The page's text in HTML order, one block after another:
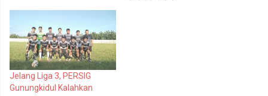
M
m
b
u
k
a
d
i
j
e
n
k
e
m
b
u
k
a
d
i
j
Jelang Liga 3, PERSIG
Gunungkidul Kalahkan